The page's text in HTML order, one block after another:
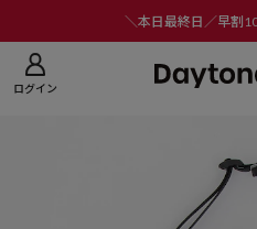
＼本日最終日／早割
ログイン